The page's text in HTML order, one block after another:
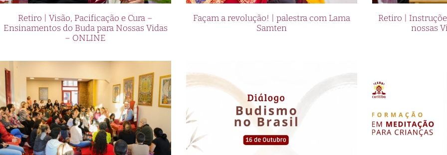
Retiro | Visão, Pacificação e Cura –
Ensinamentos do Buda para Nossas Vidas
– ONLINE
Façam a revolução! | palestra com Lama
Samten
Retiro |
nossas